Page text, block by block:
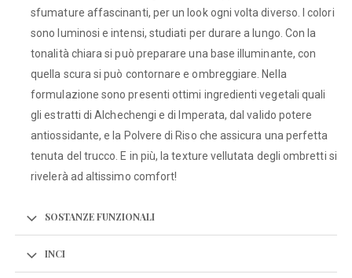
sfumature affascinanti, per un look ogni volta diverso. I colori
sono luminosi e intensi, studiati per durare a lungo. Con la
tonalità chiara si può preparare una base illuminante, con
quella scura si può contornare e ombreggiare. Nella
formulazione sono presenti ottimi ingredienti vegetali quali
gli estratti di Alchechengi e di Imperata, dal valido potere
antiossidante, e la Polvere di Riso che assicura una perfetta
tenuta del trucco. E in più, la texture vellutata degli ombretti si
rivelerà ad altissimo comfort!
SOSTANZE FUNZIONALI
INCI